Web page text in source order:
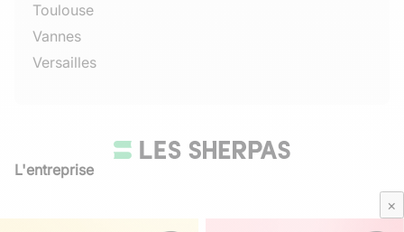
×
Toulouse
Vannes
Versailles
L'entreprise